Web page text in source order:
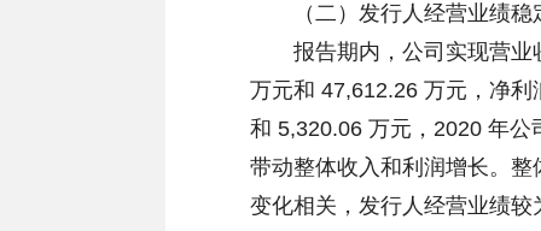
（二）发行人经营业绩稳
报告期内，公司实现营业
万元和 47,612.26 万元，净
和 5,320.06 万元，2020 年
带动整体收入和利润增长。
变化相关，发行人经营业绩较